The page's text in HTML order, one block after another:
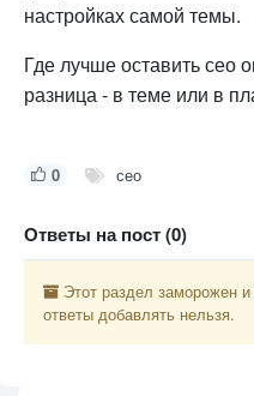
настройках самой темы.
Где лучше оставить сео
разница - в теме или в
0 сео
Ответы на пост (0)
Этот раздел заморожен
ответы добавлять нельзя.